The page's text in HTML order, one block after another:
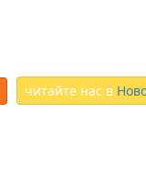
читайте нас в